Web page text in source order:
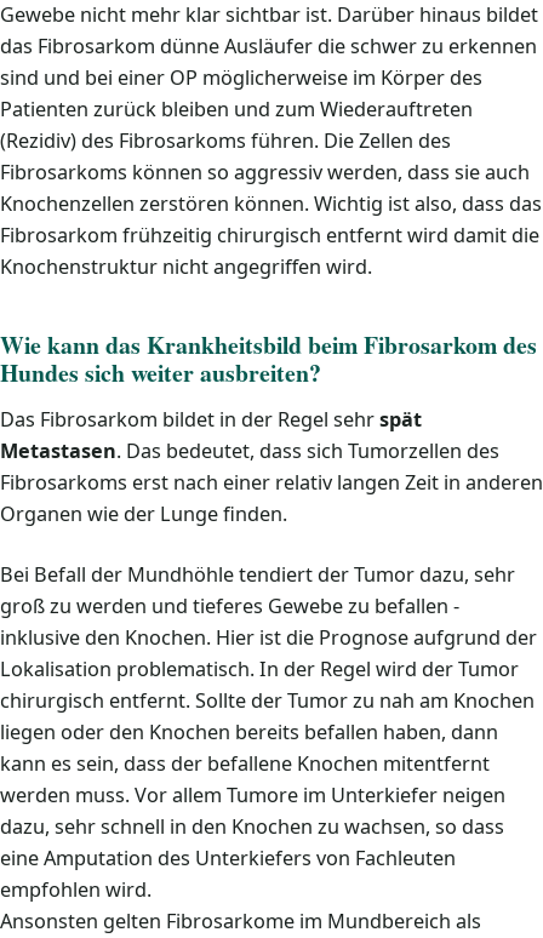
Gewebe nicht mehr klar sichtbar ist. Darüber hinaus bildet
das Fibrosarkom dünne Ausläufer die schwer zu erkennen
sind und bei einer OP möglicherweise im Körper des
Patienten zurück bleiben und zum Wiederauftreten
(Rezidiv) des Fibrosarkoms führen. Die Zellen des
Fibrosarkoms können so aggressiv werden, dass sie auch
Knochenzellen zerstören können. Wichtig ist also, dass das
Fibrosarkom frühzeitig chirurgisch entfernt wird damit die
Knochenstruktur nicht angegriffen wird.
Wie kann das Krankheitsbild beim Fibrosarkom des
Hundes sich weiter ausbreiten?
Das Fibrosarkom bildet in der Regel sehrspät
Metastasen. Das bedeutet, dass sich Tumorzellen des
Fibrosarkoms erst nach einer relativ langen Zeit in anderen
Organen wie der Lunge finden.
Bei Befall der Mundhöhle tendiert der Tumor dazu, sehr
groß zu werden und tieferes Gewebe zu befallen -
inklusive den Knochen. Hier ist die Prognose aufgrund der
Lokalisation problematisch. In der Regel wird der Tumor
chirurgisch entfernt. Sollte der Tumor zu nah am Knochen
liegen oder den Knochen bereits befallen haben, dann
kann es sein, dass der befallene Knochen mitentfernt
werden muss. Vor allem Tumore im Unterkiefer neigen
dazu, sehr schnell in den Knochen zu wachsen, so dass
eine Amputation des Unterkiefers von Fachleuten
empfohlen wird.
Ansonsten gelten Fibrosarkome im Mundbereich als